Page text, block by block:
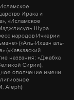
what
11 июля
Everybody
and Marine
Ирака и
«Исламское
Шура
народов Ичкерии
(«Аль-Ихван аль-
(«Кавказский
названия: «Джабха
Сирии),
ополчение имени
Aleph)